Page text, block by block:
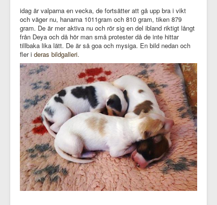
idag är valparna en vecka, de fortsätter att gå upp bra i vikt
och väger nu, hanarna 1011gram och 810 gram, tiken 879
gram. De är mer aktiva nu och rör sig en del ibland riktigt långt
från Deya och då hör man små protester då de inte hittar
tillbaka lika lätt. De är så goa och mysiga. En bild nedan och
fler i deras bildgalleri.